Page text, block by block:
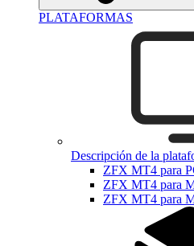
PLATAFORMAS
Descripción de la
ZFX MT4 para
ZFX MT4 para
ZFX MT4 para